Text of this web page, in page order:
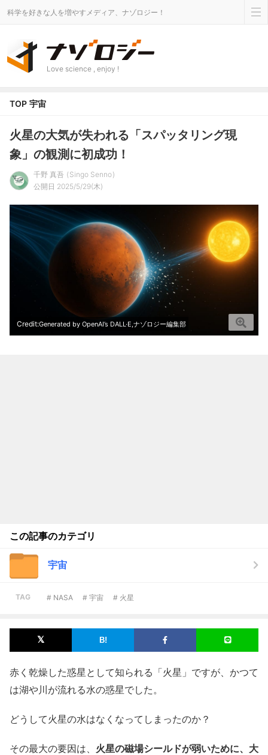
科学を好きな人を増やすメディア、ナゾロジー！
Love science , enjoy !
TOP 宇宙
火星の大気が失われる「スパッタリング現
象」の観測に初成功！
千野 真吾
Singo Senno
公開日 2025/5/29(木)
Credit:Generated by OpenAI’s DALL·E,ナゾロジー編集部
この記事のカテゴリ
宇宙
TAG # NASA # 宇宙 # 火星
赤く乾燥した惑星として知られる「火星」ですが、かつて
は湖や川が流れる水の惑星でした。
どうして火星の水はなくなってしまったのか？
その最大の要因は、 火星の磁場シールドが弱いために、大